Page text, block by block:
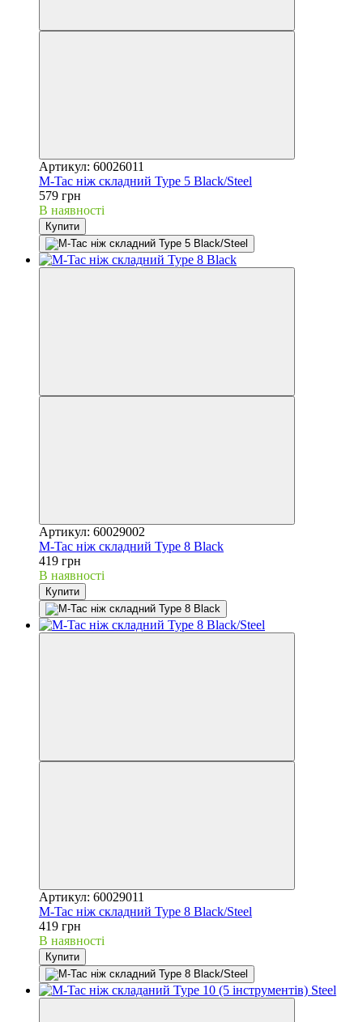
Артикул: 60026011
M-Tac ніж складний Type 5 Black/Steel
579 грн
В наявності
Купити
Артикул: 60029002
M-Tac ніж складний Type 8 Black
419 грн
В наявності
Купити
Артикул: 60029011
M-Tac ніж складний Type 8 Black/Steel
419 грн
В наявності
Купити